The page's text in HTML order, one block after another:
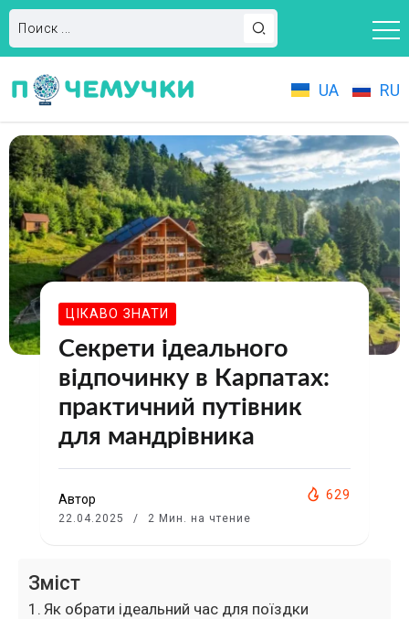
UA RU
ЦІКАВО ЗНАТИ
Секрети ідеального
відпочинку в Карпатах:
практичний путівник
для мандрівника
Автор
22.04.2025 2 Мин. на чтение
629
Зміст
Як обрати ідеальний час для поїздки